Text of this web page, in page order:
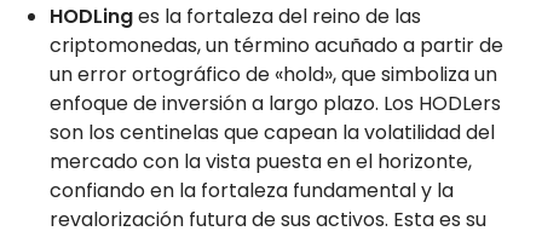
HODLinges la fortaleza del reino de las
criptomonedas, un término acuñado a partir de
un error ortográfico de «hold», que simboliza un
enfoque de inversión a largo plazo. Los HODLers
son los centinelas que capean la volatilidad del
mercado con la vista puesta en el horizonte,
confiando en la fortaleza fundamental y la
revalorización futura de sus activos. Esta es su